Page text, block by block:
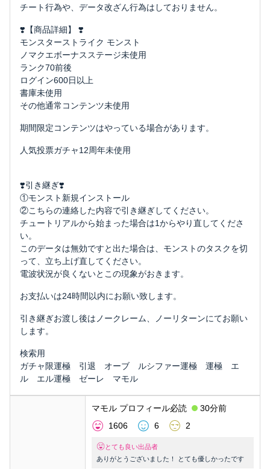
チート行為や、データ改ざん行為はしておりません。
❣️【商品詳細】 ❣️
モンスターストライク モンスト
ノマクエボーナスステージ未使用
ランク70前後
ログイン600日以上
書庫未使用
その他通常コンテンツ未使用
期間限定コンテンツはやっている場合があります。
人気投票ガチャ12周年未使用
❣️引き継ぎ❣️
①モンスト新規インストール
②こちらの連絡した内容で引き継ぎしてください。
チュートリアルから始まった場合は1からやり直してくださ
い。
このデータは無効ですと出た場合は、モンストのタスクを切
って、立ち上げ直してください。
電波状況が良くないとこの現象がおきます。
お支払いは24時間以内にお願い致します。
引き継ぎお渡し後はノークレーム、ノーリターンにてお願い
します。
検索用
ガチャ限運極 引退 オーブ ルシファー運極 運極 エ
ル エル運極 ゼーレ マモル
マモル プロフィール必読
30分前
1606
6 2
とても良い出品者
ありがとうございました！ とても優しかったです